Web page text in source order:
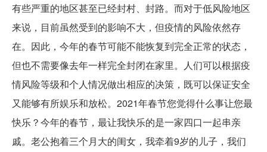
有些严重的地区甚至已经封村、封路。而对于低风险地区
来说，目前虽然受到的影响不大，但疫情的风险依然存
在。因此，今年的春节可能不能恢复到完全正常的状态，
但也不需要像去年一样完全封闭在家里。人们可以根据疫
情风险等级和个人情况做出相应的决策，既可以保证安全
又能够有所娱乐和放松。2021年春节您觉得什么事让您最
快乐？今年的春节，最让我快乐的是一家四口一起串亲
戚。老公抱着三个月大的闺女，我牵着9岁的儿子，我们